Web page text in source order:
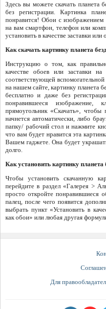
Здесь вы можете скачать планета
без регистрации. Картинка
понравится! Обои с изображением
на вам смартфон, телефон или
установить в качестве заставки или
Как скачать картинку планета
Инструкцию о том, как
качестве обоев или заставки
соответствующей
на нашем сайте, картинку планета
бесплатно и даже без
понравившееся изображение,
прямоугольник «Скачать», чтобы
начнется автоматически, либо
папку/ рабочий стол и нажмите
что вам будет нравится эта
Вашем гаджете. Она будет
долго.
Как установить картинку
Чтобы установить скачанную
перейдите в раздел «Галерея >
просто откройте понравившиеся
палец, после чего появится
выбрать пункт «Установить в
как обои» или любая другая
Для